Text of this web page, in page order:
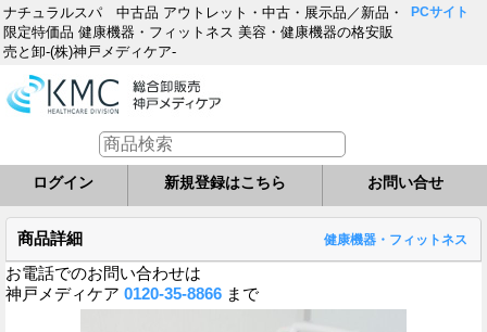
ナチュラルスパ 中古品 アウトレット・中古・展示品／新品・
限定特価品 健康機器・フィットネス 美容・健康機器の格安販
売と卸-(株)神戸メディケア-
PCサイト
ログイン 新規登録はこちら お問い合せ
商品詳細 健康機器・フィットネス
お電話でのお問い合わせは
神戸メディケア 0120-35-8866 まで